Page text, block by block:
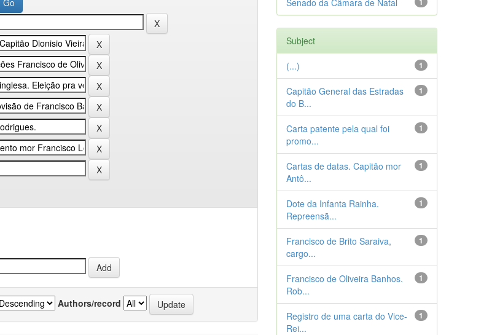
Authors/record
Senado da Câmara de Natal
Subject
1
(...)
1
Capitão General das Estradas
do B...
1
Carta patente pela qual foi
promo...
1
Cartas de datas. Capitão mor
Antô...
1
Dote da Infanta Rainha.
Repreensã...
1
Francisco de Brito Saraiva,
cargo...
1
Francisco de Oliveira Banhos.
Rob...
1
Registro de uma carta do Vice-
Rei...